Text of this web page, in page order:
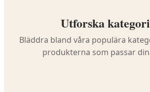
Utforska
Bläddra bland våra populära
produkterna som passar